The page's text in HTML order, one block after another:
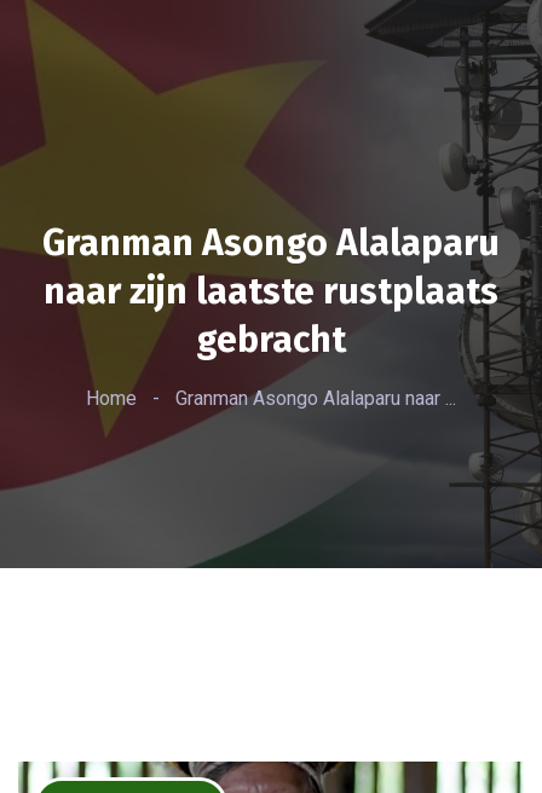
Granman Asongo Alalaparu
naar zijn laatste rustplaats
gebracht
Home - Granman Asongo Alalaparu naar ...